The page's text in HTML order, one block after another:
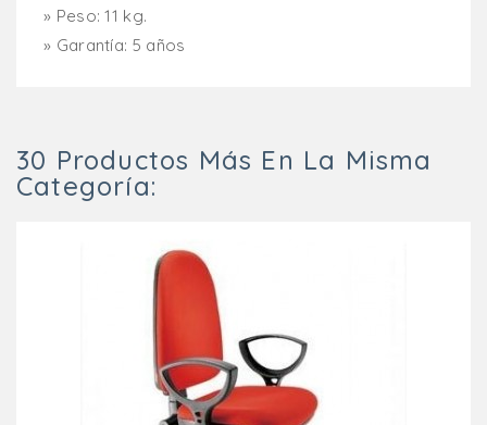
» Peso: 11 kg.
» Garantía: 5 años
30 Productos Más En La Misma
Categoría: